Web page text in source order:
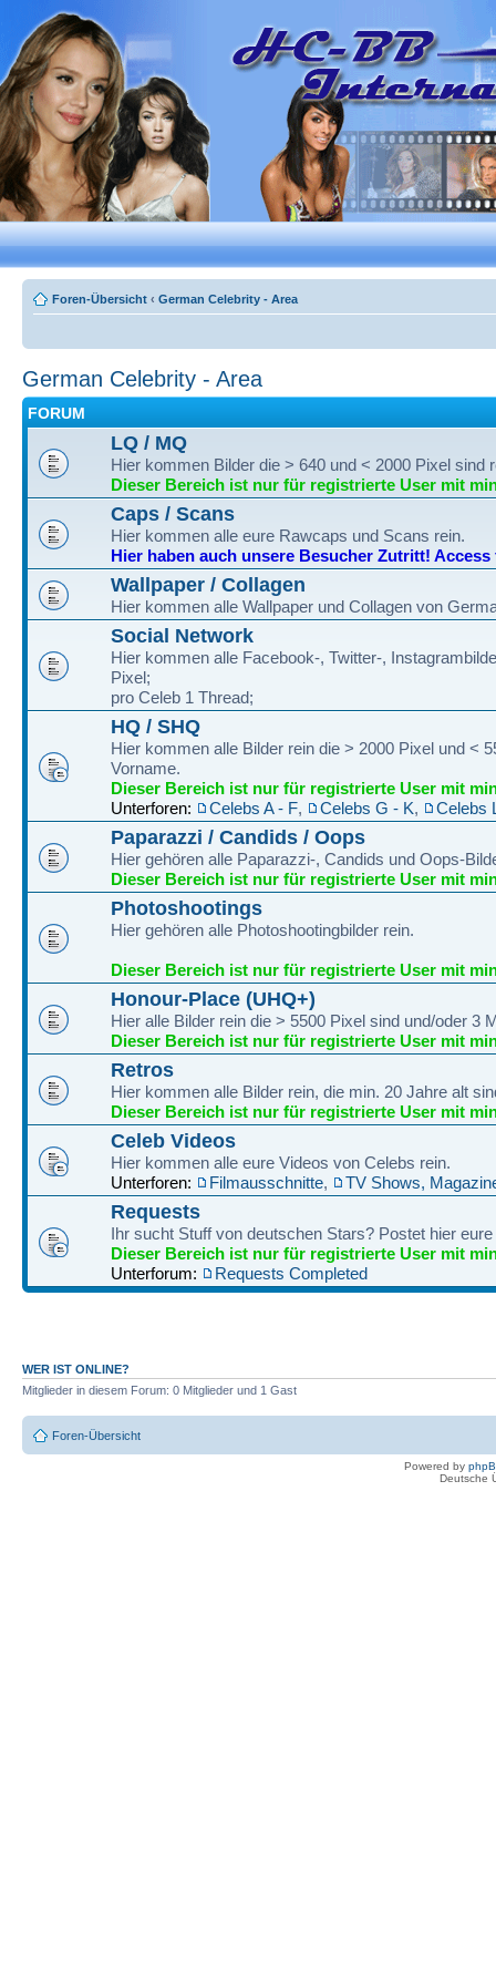
Foren-Übersicht ‹ German Celebrity - Area
German Celebrity - Area
FORUM
LQ / MQ
Hier kommen Bilder die > 640 und < 2000 Pixel sind
Dieser Bereich ist nur für registrierte User mit
Caps / Scans
Hier kommen alle eure Rawcaps und Scans rein.
Hier haben auch unsere Besucher Zutritt!
Wallpaper / Collagen
Hier kommen alle Wallpaper und Collagen von
Social Network
Hier kommen alle Facebook-, Twitter-,
Pixel;
pro Celeb 1 Thread;
HQ / SHQ
Hier kommen alle Bilder rein die > 2000 Pixel und <
Vorname.
Dieser Bereich ist nur für registrierte User mit
Unterforen:
Celebs A - F, Celebs G - K, Celebs
Paparazzi / Candids / Oops
Hier gehören alle Paparazzi-, Candids und Oops-
Dieser Bereich ist nur für registrierte User mit
Photoshootings
Hier gehören alle Photoshootingbilder rein.
Dieser Bereich ist nur für registrierte User mit
Honour-Place (UHQ+)
Hier alle Bilder rein die > 5500 Pixel sind und/oder 3
Dieser Bereich ist nur für registrierte User mit
Retros
Hier kommen alle Bilder rein, die min. 20 Jahre alt
Dieser Bereich ist nur für registrierte User mit
Celeb Videos
Hier kommen alle eure Videos von Celebs rein.
Unterforen:
Filmausschnitte, TV Shows,
Requests
Ihr sucht Stuff von deutschen Stars? Postet hier
Dieser Bereich ist nur für registrierte User mit
Unterforum:
Requests Completed
WER IST ONLINE?
Mitglieder in diesem Forum: 0 Mitglieder und 1 Gast
Foren-Übersicht
Powered by
Deutsche